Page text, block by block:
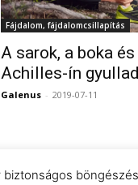
Fájdalom, fájdalomcsillapítás
A sarok, a boka
Achilles-ín
Galenus - 2019-07-11